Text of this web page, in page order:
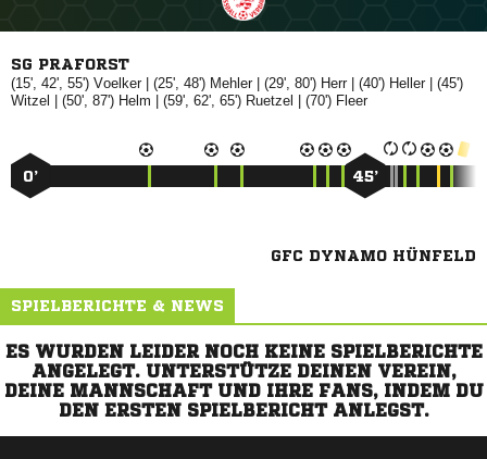
SG PRAFORST
(15', 42', 55') | (25', 48') | (29', 80') | (40') | (45')

| (50', 87')  | (59', 62', 65')  | (70') 
0’ 45’
GFC DYNAMO HÜNFELD
SPIELBERICHTE & NEWS
ES WURDEN LEIDER NOCH KEINE SPIELBERICHTE
ANGELEGT. UNTERSTÜTZE DEINEN VEREIN,
DEINE MANNSCHAFT UND IHRE FANS, INDEM DU
DEN ERSTEN SPIELBERICHT ANLEGST.